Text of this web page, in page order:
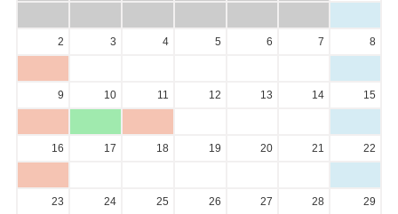
2 3 4 5 6 7 8
9 10 11 12 13 14 15
16 17 18 19 20 21 22
23 24 25 26 27 28 29